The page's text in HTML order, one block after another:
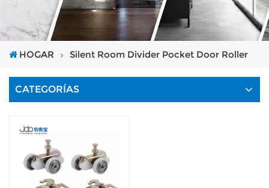
HOGAR Silent Room Divider Pocket Door Roller
CATEGORÍAS